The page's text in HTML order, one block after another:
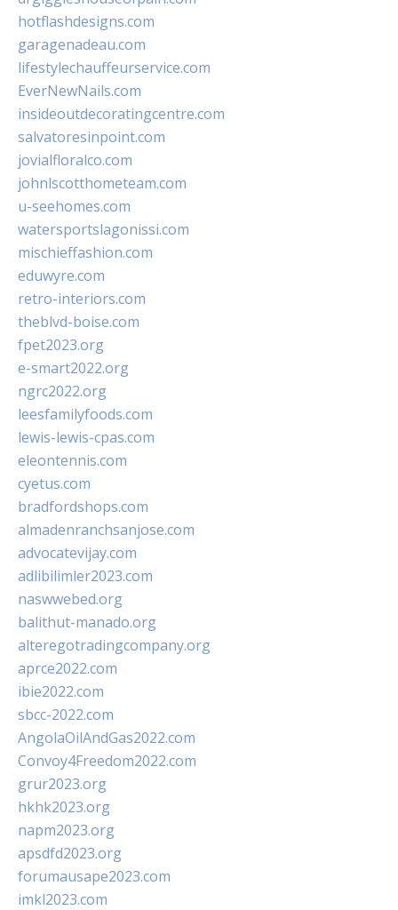
hotflashdesigns.com
garagenadeau.com
lifestylechauffeurservice.com
EverNewNails.com
insideoutdecoratingcentre.com
salvatoresinpoint.com
jovialfloralco.com
johnlscotthometeam.com
u-seehomes.com
watersportslagonissi.com
mischieffashion.com
eduwyre.com
retro-interiors.com
theblvd-boise.com
fpet2023.org
e-smart2022.org
ngrc2022.org
leesfamilyfoods.com
lewis-lewis-cpas.com
eleontennis.com
cyetus.com
bradfordshops.com
almadenranchsanjose.com
advocatevijay.com
adlibilimler2023.com
naswwebed.org
balithut-manado.org
alteregotradingcompany.org
aprce2022.com
ibie2022.com
sbcc-2022.com
AngolaOilAndGas2022.com
Convoy4Freedom2022.com
grur2023.org
hkhk2023.org
napm2023.org
apsdfd2023.org
forumausape2023.com
imkl2023.com